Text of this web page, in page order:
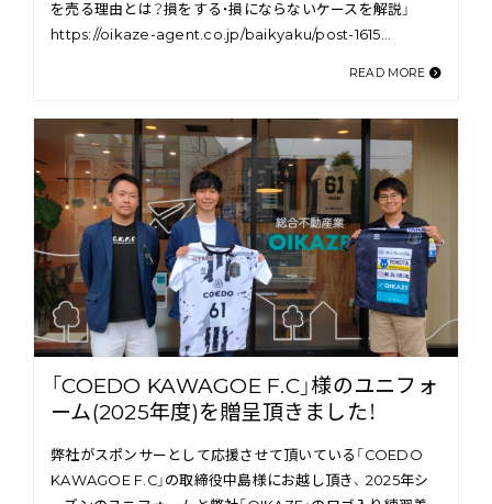
を売る理由とは？損をする・損にならないケースを解説」
https://oikaze-agent.co.jp/baikyaku/post-1615…
READ MORE
「COEDO KAWAGOE F.C」様のユニフォ
ーム(2025年度)を贈呈頂きました！
弊社がスポンサーとして応援させて頂いている「COEDO
KAWAGOE F.C」の取締役中島様にお越し頂き、 2025年シ